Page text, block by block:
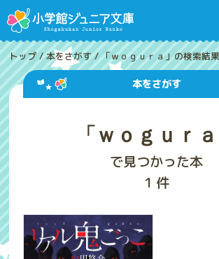
トップ /本をさがす /「ｗｏｇｕｒａ」の検索結
本をさがす
「ｗｏｇｕｒａ
で見つかった本
1 件